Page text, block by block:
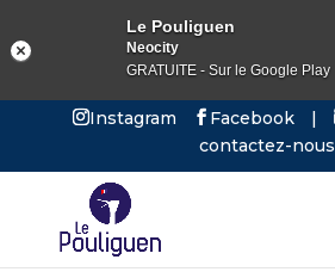
Instagram Facebook |
contactez-nous
Le Pouliguen
Neocity
GRATUITE - Sur le Google Play